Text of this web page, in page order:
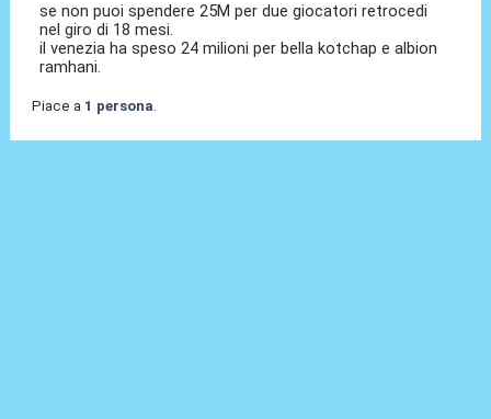
se non puoi spendere 25M per due giocatori retrocedi
nel giro di 18 mesi.
il venezia ha speso 24 milioni per bella kotchap e albion
ramhani.
Piace a 1 persona